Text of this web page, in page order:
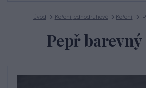
Úvod Koření jednodruhové Koření
Pepř